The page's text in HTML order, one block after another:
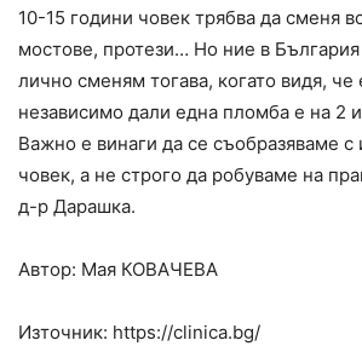
10-15 години човек трябва да сменя
мостове, протези… Но ние в
лично сменям тогава, когато видя,
независимо дали една пломба е на 2
Важно е винаги да се съобразяваме с
човек, а не строго да робуваме на
д-р Дарашка.
Автор: Мая КОВАЧЕВА
Източник: https://clinica.bg/